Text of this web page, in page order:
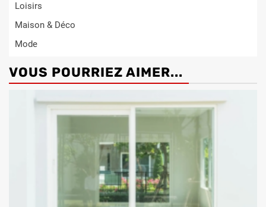
Loisirs
Maison & Déco
Mode
VOUS POURRIEZ AIMER...